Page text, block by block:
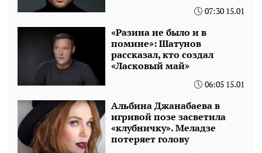
07:30 15.01
«Разина не было и в
помине»: Шатунов
рассказал, кто создал
«Ласковый май»
06:05 15.01
Альбина Джанабаева в
игривой позе засветила
«клубничку». Меладзе
потеряет голову